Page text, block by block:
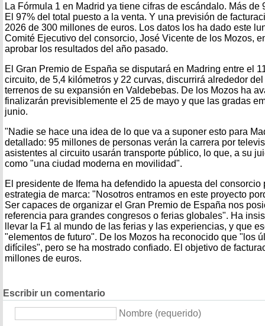
La Fórmula 1 en Madrid ya tiene cifras de escándalo. Más de
El 97% del total puesto a la venta. Y una previsión de
2026 de 300 millones de euros. Los datos los ha dado este
Comité Ejecutivo del consorcio, José Vicente de los Mozos,
aprobar los resultados del año pasado.
El Gran Premio de España se disputará en Madring entre el
circuito, de 5,4 kilómetros y 22 curvas, discurrirá alrededor
terrenos de su expansión en Valdebebas. De los Mozos ha
finalizarán previsiblemente el 25 de mayo y que las gradas
junio.
"Nadie se hace una idea de lo que va a suponer esto para
detallado: 95 millones de personas verán la carrera por
asistentes al circuito usarán transporte público, lo que, a su
como "una ciudad moderna en movilidad".
El presidente de Ifema ha defendido la apuesta del consorcio
estrategia de marca: "Nosotros entramos en este proyecto
Ser capaces de organizar el Gran Premio de España nos
referencia para grandes congresos o ferias globales". Ha
llevar la F1 al mundo de las ferias y las experiencias, y que
"elementos de futuro". De los Mozos ha reconocido que "los
difíciles", pero se ha mostrado confiado. El objetivo de
millones de euros.
Escribir un comentario
Nombre (requerido)